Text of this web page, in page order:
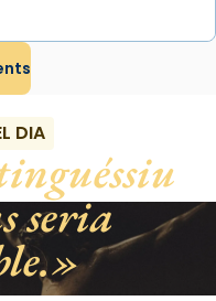
DIA
seria